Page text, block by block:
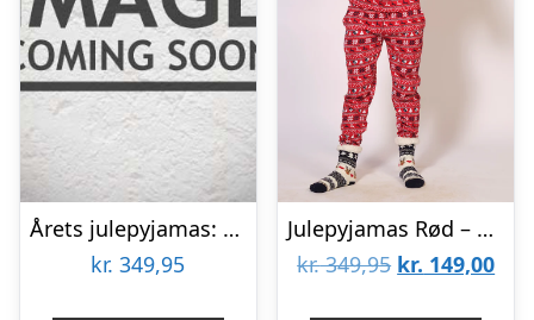
Årets julepyjamas: Flying Santa Pyjamas – herre / mænd.
kr. 349,95
Julepyjamas Rød – herre / mænd.
kr.349,95 Den
kr. 149,00Den